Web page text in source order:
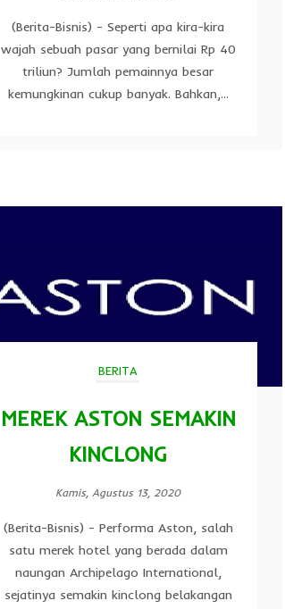
(Berita-Bisnis) - Seperti apa kira-kira
wajah sebuah pasar yang bernilai Rp 40
triliun? Jumlah pemainnya besar
kemungkinan cukup banyak. Bahkan,...
BERITA
MEREK ASTON SEMAKIN
KINCLONG
Kamis, Agustus 13, 2020
(Berita-Bisnis) - Performa Aston, salah
satu merek hotel yang berada dalam
naungan Archipelago International,
sejatinya semakin kinclong belakangan